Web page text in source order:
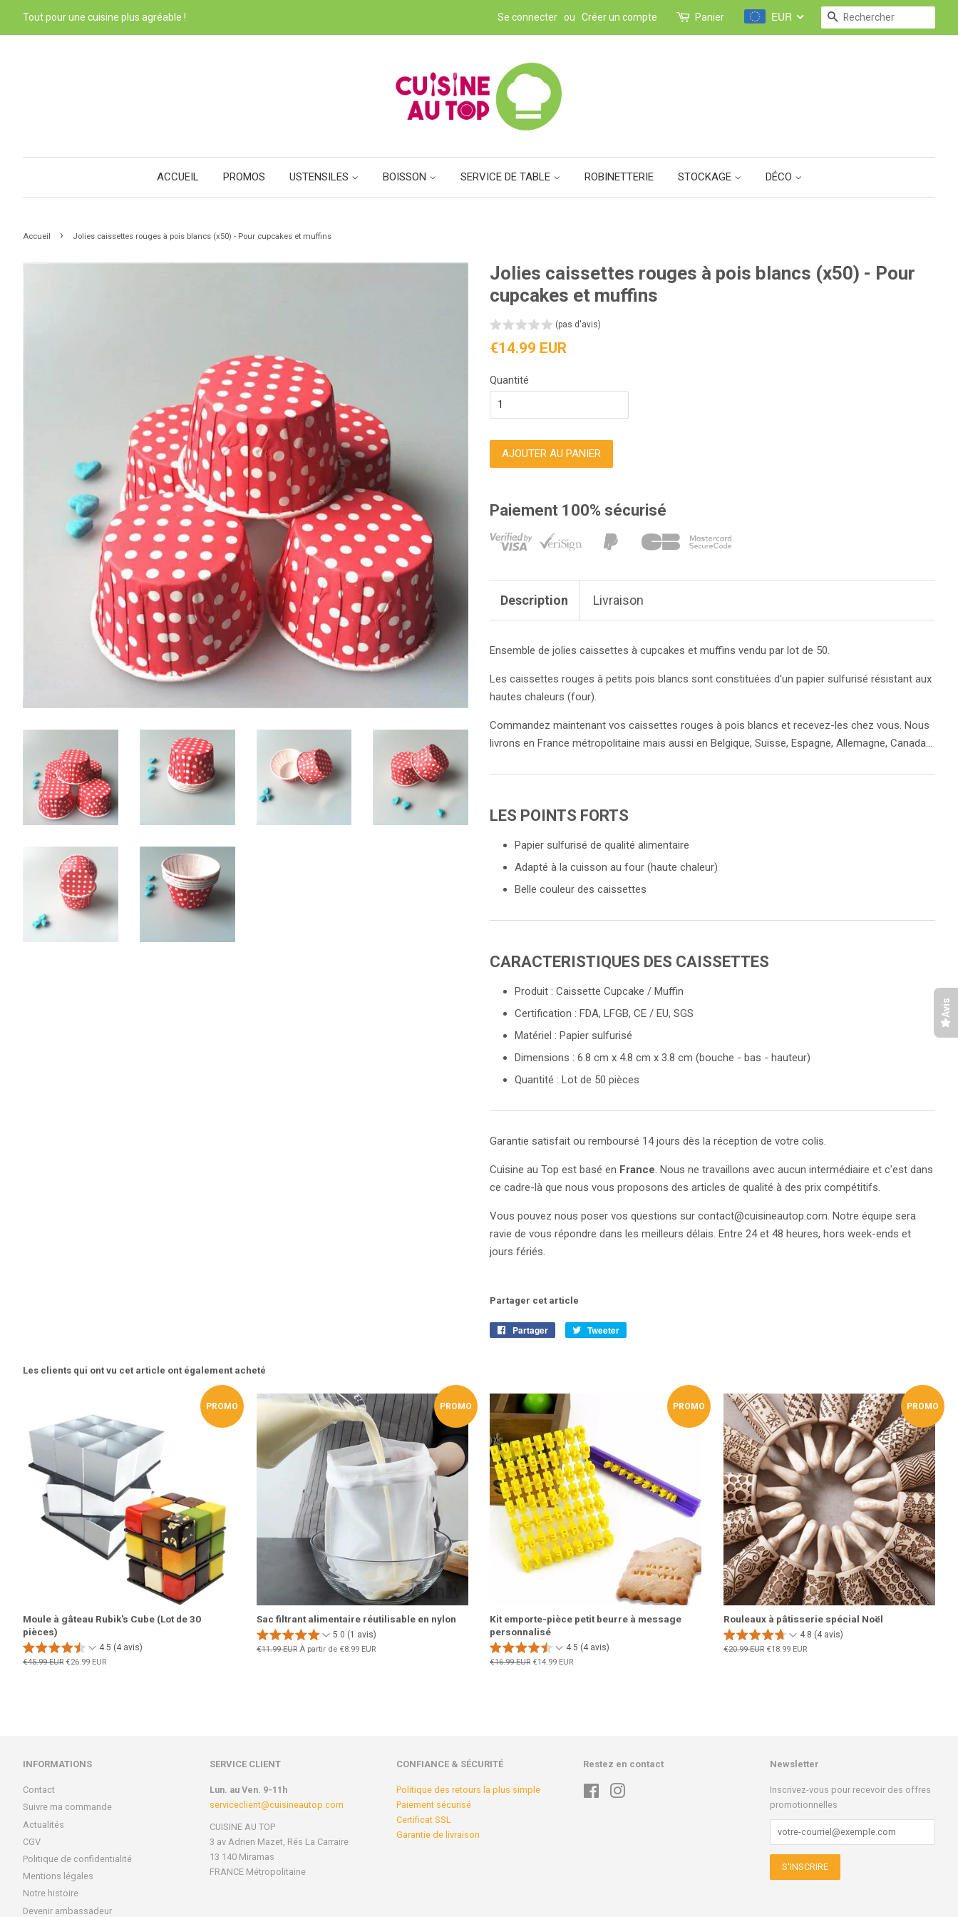
Tout pour une cuisine plus agréable ! Se connecter ou Créer un compte Panier EUR RECHERCHE
ACCUEIL PROMOS USTENSILES BOISSON SERVICE DE TABLE ROBINETTERIE STOCKAGE DÉCO
Accueil › Jolies caissettes rouges à pois blancs (x50) - Pour cupcakes et muffins
Jolies caissettes rouges à pois blancs (x50) - Pour
cupcakes et muffins
(pas d'avis)
Prix
€14.99 EUR
Quantité
AJOUTER AU PANIER
Paiement 100% sécurisé
Description Livraison
Ensemble de jolies caissettes à cupcakes et muffins vendu par lot de 50.
Les caissettes rouges à petits pois blancs sont constituées d'un papier sulfurisé résistant aux
hautes chaleurs (four).
Commandez maintenant vos caissettes rouges à pois blancs et recevez-les chez vous. Nous
livrons en France métropolitaine mais aussi en Belgique, Suisse, Espagne, Allemagne, Canada...
LES POINTS FORTS
Papier sulfurisé de qualité alimentaire
Adapté à la cuisson au four (haute chaleur)
Belle couleur des caissettes
CARACTERISTIQUES DES CAISSETTES
Produit : Caissette Cupcake / Muffin
Certification : FDA, LFGB, CE / EU, SGS
Matériel : Papier sulfurisé
Dimensions : 6.8 cm x 4.8 cm x 3.8 cm (bouche - bas - hauteur)
Quantité : Lot de 50 pièces
Garantie satisfait ou remboursé 14 jours dès la réception de votre colis.
Cuisine au Top est basé en France. Nous ne travaillons avec aucun intermédiaire et c'est dans
ce cadre-là que nous vous proposons des articles de qualité à des prix compétitifs.
Vous pouvez nous poser vos questions sur contact@cuisineautop.com. Notre équipe sera
ravie de vous répondre dans les meilleurs délais. Entre 24 et 48 heures, hors week-ends et
jours fériés.
Partager cet article
Partager
PartagerTweeter
Les clients qui ont vu cet article ont également acheté
PROMO
Moule à gâteau Rubik's Cube (Lot de 30
pièces)
4.5 (4 avis)
Prix
€45.99 EUR Prix
€26.99 EUR
PROMO
Sac filtrant alimentaire réutilisable en nylon
5.0 (1 avis)
Prix
€11.99 EURÀ partir de €8.99 EUR
PROMO
Kit emporte-pièce petit beurre à message
personnalisé
4.5 (4 avis)
Prix
€16.99 EUR Prix
€14.99 EUR
PROMO
Rouleaux à pâtisserie spécial Noël
4.8 (4 avis)
Prix
€20.99 EUR Prix
€18.99 EUR
INFORMATIONS
Contact
Suivre ma commande
Actualités
CGV
Politique de confidentialité
Mentions légales
Notre histoire
Devenir ambassadeur
SERVICE CLIENT
Lun. au Ven. 9-11h
serviceclient@cuisineautop.com
CUISINE AU TOP
3 av Adrien Mazet, Rés La Carraire
13 140 Miramas
FRANCE Métropolitaine
CONFIANCE & SÉCURITÉ
Politique des retours la plus simple
Paiement sécurisé
Certificat SSL
Garantie de livraison
Restez en contact
Facebook
Newsletter
Inscrivez-vous pour recevoir des offres
promotionnelles
Avis